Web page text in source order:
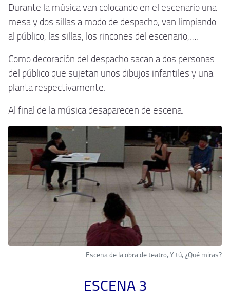
Durante la música van colocando en el escenario una
mesa y dos sillas a modo de despacho, van limpiando
al público, las sillas, los rincones del escenario,….
Como decoración del despacho sacan a dos personas
del público que sujetan unos dibujos infantiles y una
planta respectivamente.
Al final de la música desaparecen de escena.
Escena de la obra de teatro, Y tú, ¿Qué miras?
ESCENA 3